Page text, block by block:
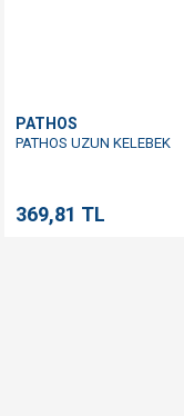
PATHOS
PATHOS UZUN KELEBEK
369,81 TL